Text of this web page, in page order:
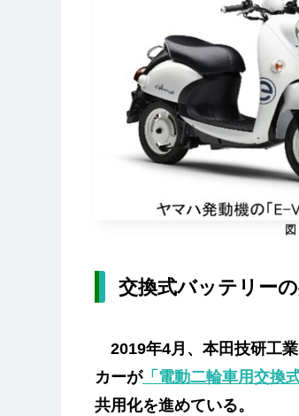
交換式バッテリー
2019年4月、本田技研工
カーが「電動二輪車用交換
共用化を進めている。